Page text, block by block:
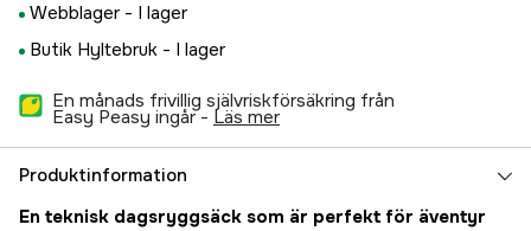
Webblager - I lager
Butik Hyltebruk - I lager
En månads frivillig självriskförsäkring från
Easy Peasy ingår - läs mer
Produktinformation
En teknisk dagsryggsäck som är perfekt för äventyr